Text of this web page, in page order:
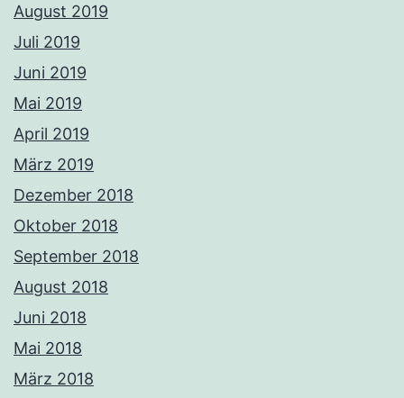
August 2019
Juli 2019
Juni 2019
Mai 2019
April 2019
März 2019
Dezember 2018
Oktober 2018
September 2018
August 2018
Juni 2018
Mai 2018
März 2018